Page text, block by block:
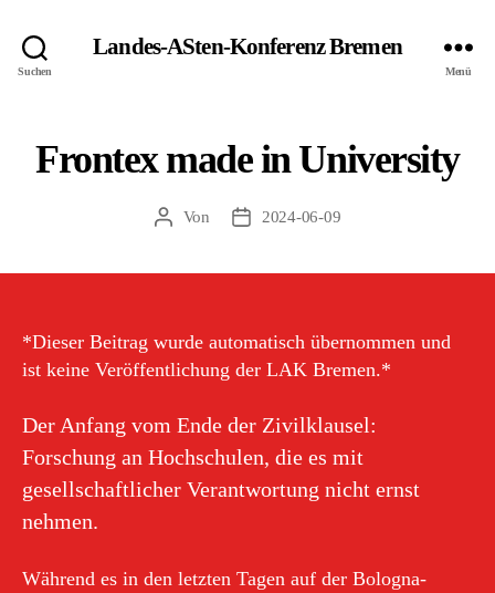
Suchen
Landes-ASten-Konferenz Bremen
Menü
Frontex made in University
Beitragsautor
Von Veröffentlichungsdatum
2024-06-09
*Dieser Beitrag wurde automatisch übernommen und
ist keine Veröffentlichung der LAK Bremen.*
Der Anfang vom Ende der Zivilklausel:
Forschung an Hochschulen, die es mit
gesellschaftlicher Verantwortung nicht ernst
nehmen.
Während es in den letzten Tagen auf der Bologna-